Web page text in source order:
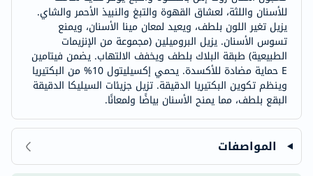
للأسنان واللثة، لعشاق القهوة والتبغ والنبيذ الأحمر والشاي.
يزيل تغير اللون بلطف، ويعيد لمعان مينا الأسنان، ويمنع
تسوس الأسنان. يزيل البروميلين (مجموعة من الإنزيمات
الطبيعية) طبقة البلاك بلطف ويخفف الالتهاب. يضمن فيتامين
E حماية مضادة للأكسدة. يحمي إكسيليتول 10% من البكتيريا
وينظم تكوين البكتيريا الدقيقة. تزيل جزيئات السيليكا الدقيقة
البقع بلطف، مما يمنح الأسنان بياضًا ولمعانًا.
المواصفات